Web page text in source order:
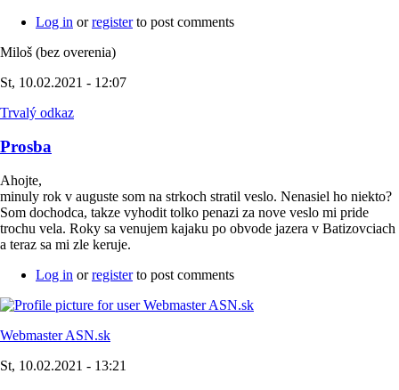
Log in orregisterto post comments
Miloš (bez overenia)
St, 10.02.2021 - 12:07
Trvalý odkaz
Prosba
Ahojte,
minuly rok v auguste som na strkoch stratil veslo. Nenasiel ho niekto?
Som dochodca, takze vyhodit tolko penazi za nove veslo mi pride
trochu vela. Roky sa venujem kajaku po obvode jazera v Batizovciach
a teraz sa mi zle keruje.
Log in orregisterto post comments
Webmaster ASN.sk
St, 10.02.2021 - 13:21